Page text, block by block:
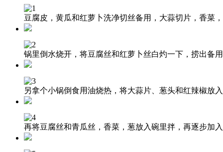
豆腐皮，黄瓜和红萝卜洗净切丝备用，大蒜切片，香菜
锅里倒水烧开，将豆腐丝和红萝卜丝白灼一下，捞出备用
另拿个小锅倒食用油烧热，将大蒜片、葱头和红辣椒放
再将豆腐丝和青瓜丝，香菜，葱放入碗里拌，再逐步加